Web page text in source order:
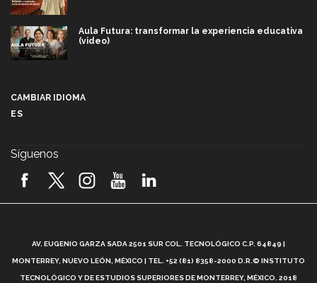
Aula Futura: transformar la experiencia educativa
(video)
2026! (video)
¿Cómo es el Modelo Educativo Tec? (video)
CAMBIAR IDIOMA
ES
Síguenos
AV. EUGENIO GARZA SADA 2501 SUR COL. TECNOLÓGICO C.P. 64849 |
MONTERREY, NUEVO LEÓN, MÉXICO | TEL. +52 (81) 8358-2000 D.R.© INSTITUTO
TECNOLÓGICO Y DE ESTUDIOS SUPERIORES DE MONTERREY, MÉXICO. 2018